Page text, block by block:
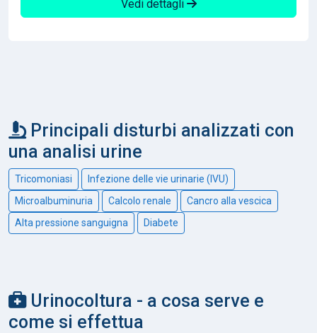
Vedi dettagli
Principali disturbi analizzati con
una analisi urine
Tricomoniasi
Infezione delle vie urinarie (IVU)
Microalbuminuria
Calcolo renale
Cancro alla vescica
Alta pressione sanguigna
Diabete
Urinocoltura - a cosa serve e
come si effettua